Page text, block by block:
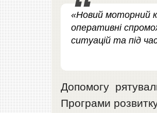
«Новий моторний
оперативні
ситуацій та під
Допомогу
Програми